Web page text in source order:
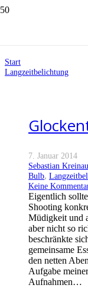
Start
Langzeitbelichtung
7. Januar 2014
Sebastian Kreinau
Bulb,
Keine
Eigentlich
Shooting
Müdigkeit und
aber nicht so
beschränkte
gemeinsame
den netten
Aufgabe
Aufnahmen…